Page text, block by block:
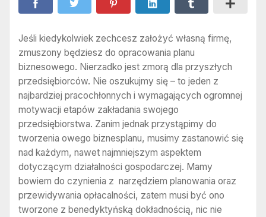
Jeśli kiedykolwiek zechcesz założyć własną firmę,
zmuszony będziesz do opracowania planu
biznesowego. Nierzadko jest zmorą dla przyszłych
przedsiębiorców. Nie oszukujmy się – to jeden z
najbardziej pracochłonnych i wymagających ogromnej
motywacji etapów zakładania swojego
przedsiębiorstwa. Zanim jednak przystąpimy do
tworzenia owego biznesplanu, musimy zastanowić się
nad każdym, nawet najmniejszym aspektem
dotyczącym działalności gospodarczej. Mamy
bowiem do czynienia z narzędziem planowania oraz
przewidywania opłacalności, zatem musi być ono
tworzone z benedyktyńską dokładnością, nic nie